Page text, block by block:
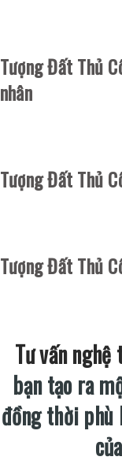
Tượng Đất Thủ
nhân
Tượng Đất Thủ
Tượng Đất Thủ
Tư vấn nghệ
bạn tạo ra
đồng thời phù